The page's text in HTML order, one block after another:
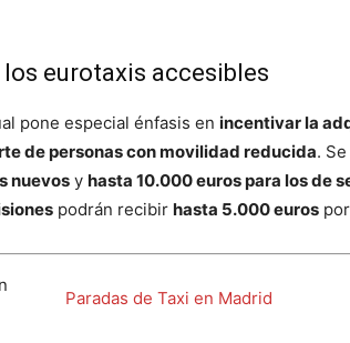
eurotaxis accesibles
pone especial énfasis en incentivar la
de personas con movilidad reducida.
nuevos y hasta 10.000 euros para los de
podrán recibir hasta 5.000 euros
Paradas de Taxi en Madrid